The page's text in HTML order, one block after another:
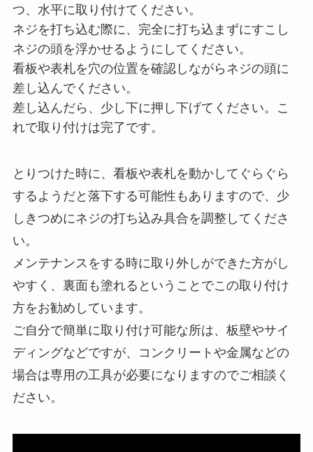
つ、水平に取り付けてください。
ネジを打ち込む際に、完全に打ち込まずにすこし
ネジの頭を浮かせるようにしてください。
看板や表札を穴の位置を確認しながらネジの頭に
差し込んでください。
差し込んだら、少し下に押し下げてください。こ
れで取り付けは完了です。
とりつけた時に、看板や表札を動かしてぐらぐら
するようだと落下する可能性もありますので、少
しきつめにネジの打ち込み具合を調整してくださ
い。
メンテナンスをする時に取り外しができた方がし
やすく、裏面も塗れるということでこの取り付け
方をお勧めしています。
ご自分で簡単に取り付け可能な所は、板壁やサイ
ディングなどですが、コンクリートや金属などの
場合は専用の工具が必要になりますのでご相談く
ださい。